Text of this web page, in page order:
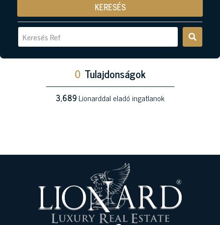
KERESÉS
0 Tulajdonságok
3,689Lionarddal eladó ingatlanok